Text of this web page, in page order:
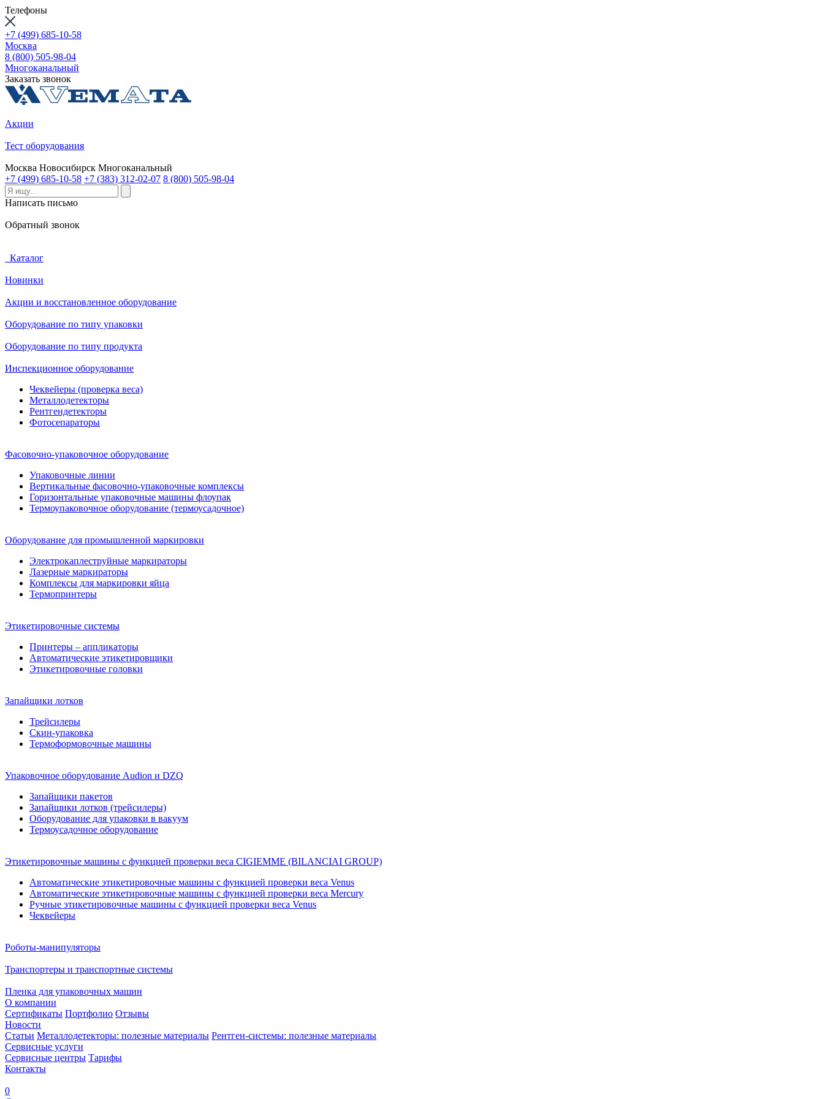
Телефоны
+7 (499) 685-10-58
Москва
8 (800) 505-98-04
Многоканальный
Заказать звонок
Акции
Тест оборудования
Москва Новосибирск Многоканальный
+7 (499) 685-10-58 +7 (383) 312-02-07 8 (800) 505-98-04
Написать письмо
Обратный звонок
Каталог
Новинки
Акции и восстановленное оборудование
Оборудование по типу упаковки
Оборудование по типу продукта
Инспекционное оборудование
Чеквейеры (проверка веса)
Металлодетекторы
Рентгендетекторы
Фотосепараторы
Фасовочно-упаковочное оборудование
Упаковочные линии
Вертикальные фасовочно-упаковочные комплексы
Горизонтальные упаковочные машины флоупак
Термоупаковочное оборудование (термоусадочное)
Оборудование для промышленной маркировки
Электрокаплеструйные маркираторы
Лазерные маркираторы
Комплексы для маркировки яйца
Термопринтеры
Этикетировочные системы
Принтеры – аппликаторы
Автоматические этикетировщики
Этикетировочные головки
Запайщики лотков
Трейсилеры
Скин-упаковка
Термоформовочные машины
Упаковочное оборудование Audion и DZQ
Запайщики пакетов
Запайщики лотков (трейсилеры)
Оборудование для упаковки в вакуум
Термоусадочное оборудование
Этикетировочные машины с функцией проверки веса CIGIEMME (BILANCIAI GROUP)
Автоматические этикетировочные машины с функцией проверки веса Venus
Автоматические этикетировочные машины с функцией проверки веса Mercury
Ручные этикетировочные машины с функцией проверки веса Venus
Чеквейеры
Роботы-манипуляторы
Транспортеры и транспортные системы
Пленка для упаковочных машин
О компании
Сертификаты Портфолио Отзывы
Новости
Статьи Металлодетекторы: полезные материалы Рентген-системы: полезные материалы
Сервисные услуги
Сервисные центры Тарифы
Контакты
0